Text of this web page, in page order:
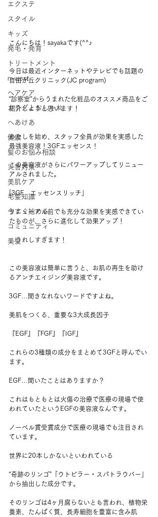
エクステ
スタイル
キッズ
発毛・発育
トリートメント
n-west
ヘアケア
カラダとおしゃれ
へあけあ
健康
髪のお悩み相談
災害対策
美肌ケア
毛髪知識
今すぐ始める
コミュニティ
美髪
こんにちは！sayakaです(^^♪
今日は最近インターネットやテレビでも話題の
自由が丘クリニック(JC program)
“診察室”からうまれた化粧品のオススメ商品をご
紹介しようと思います！
わたしを始め、スタッフ全員が効果を実感した
最強美容液！3GFエッセンス！
この美容液がさらにパワーアップしてリニュー
アルされました。
[3GF　エッセンスリッチ」
リニューアル前でも充分な効果を実感できてい
たものが、さらに進化して効果アップ！
…うれしすぎます！
この美容液は簡単に言うと、お肌の再生を助け
るアンチエイジング美容液です。
3GF…聞きなれないワードですよね。
美肌をつくる、重要な3大成長因子
『EGF』『FGF』『IGF』
これらの3種類の成分をまとめて3GFと呼んでい
ます。
EGF…聞いたことはありますか？
これはもともとは火傷の治療で医療の現場で使
われていたというEGFの美容液なんです。
ノーベル賞受賞成分で医療の現場でも注目され
ています。
世界に20本しかないといわれている
“奇跡のリンゴ”「ウトビラー・スパトラウバー」
から抽出した成分です。
そのリンゴは4ヶ月腐らないとも言われ、植物栄
養素、たんぱく質、長寿細胞を豊富に含み肌